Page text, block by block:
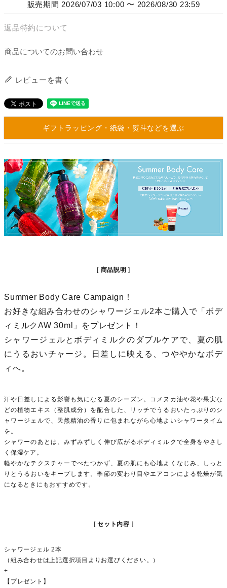
販売期間 2026/07/03 10:00 〜 2026/08/30 23:59
返品特約について
商品についてのお問い合わせ
レビューを書く
ギフトラッピング・紙袋・熨斗などを選ぶ
商品説明
Summer Body Care Campaign！
お好きな組み合わせのシャワージェル2本ご購入で「ボデ
ィミルクAW 30ml」をプレゼント！
シャワージェルとボディミルクのダブルケアで、夏の肌
にうるおいチャージ。日差しに映える、つややかなボデ
ィへ。
汗や日差しによる影響も気になる夏のシーズン。コメヌカ油や花や果実な
どの植物エキス（整肌成分）を配合した、リッチでうるおいたっぷりのシ
ャワージェルで、天然精油の香りに包まれながら心地よいシャワータイム
を。
シャワーのあとは、みずみずしく伸び広がるボディミルクで全身をやさし
く保湿ケア。
軽やかなテクスチャーでべたつかず、夏の肌にも心地よくなじみ、しっと
りとうるおいをキープします。季節の変わり目やエアコンによる乾燥が気
になるときにもおすすめです。
セット内容
シャワージェル 2本
（組み合わせは上記選択項目よりお選びください。）
+
【プレゼント】